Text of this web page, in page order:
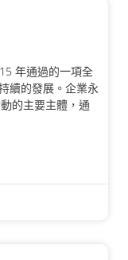
年通過的一項全
續的發展。企業永
的主要主體，通